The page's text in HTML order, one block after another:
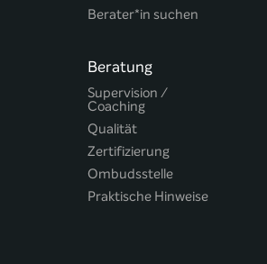
Berater*in suchen
Beratung
Supervision /
Coaching
Qualität
Zertifizierung
Ombudsstelle
Praktische Hinweise